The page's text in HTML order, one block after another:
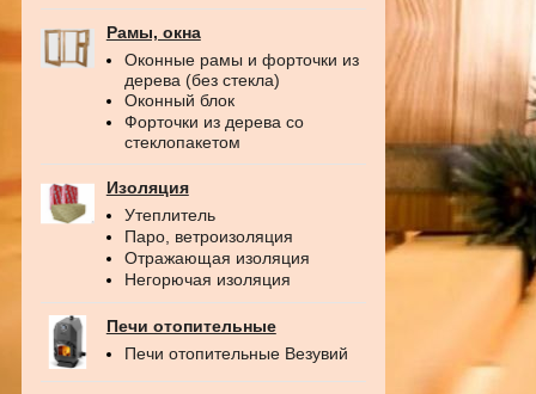
Рамы, окна
Оконные рамы и форточки из
дерева (без стекла)
Оконный блок
Форточки из дерева со
стеклопакетом
Изоляция
Утеплитель
Паро, ветроизоляция
Отражающая изоляция
Негорючая изоляция
Печи отопительные
Печи отопительные Везувий